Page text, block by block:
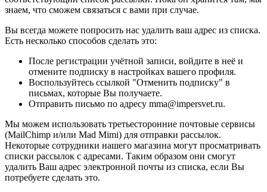
знаем, что сможем связаться с вами при случае.
Вы всегда можете попросить нас удалить ваш адрес из списка.
Есть несколько способов сделать это:
После регистрации учётной записи, войдите в неё и
отмените подписку в настройках вашего профиля.
Воспользуйтесь ссылкой "Отменить подписку" в
письмах, которые Вы получаете.
Отправить письмо по адресу mma@impersvet.ru.
Мы можем использовать третьесторонние почтовые сервисы
(MailChimp и/или Mad Mimi) для отправки рассылок.
Некоторые сотрудники нашего магазина могут просматривать
списки рассылок с адресами. Таким образом они смогут
удалить Ваш адрес электронной почты из списка, если Вы
потребуете сделать это.